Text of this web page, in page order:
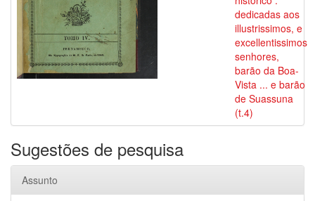
dedicadas aos
illustrissimos, e
excellentissimos
senhores,
barão da Boa-
Vista ... e barão
de Suassuna
(t.4)
Sugestões de pesquisa
Assunto